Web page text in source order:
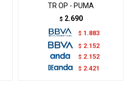
TR OP - PUMA
$ 2.690
$ 1.883
$ 2.152
$ 2.152
$ 2.421